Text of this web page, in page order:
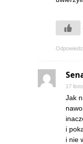
Odpowiedz
17
Jak
i
i nie